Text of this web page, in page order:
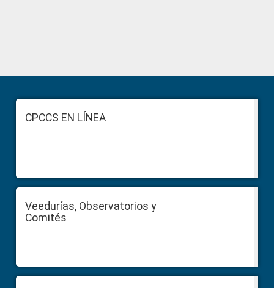
Sidebar
FooterCPCCS EN LÍNEA
Veedurías, Observatorios y
Comités